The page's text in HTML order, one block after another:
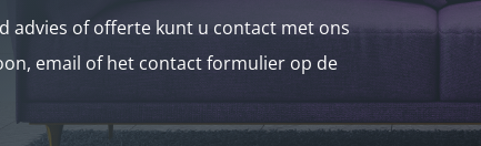
advies of offerte kunt u contact met ons
email of het contact formulier op de